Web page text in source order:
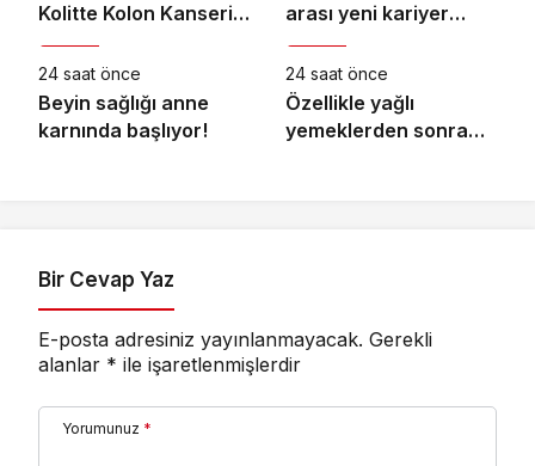
Kolitte Kolon Kanseri
Riski Artıyor mu?
arası yeni kariyer
dönemi
24 saat önce
Beyin sağlığı anne
karnında başlıyor!
24 saat önce
Özellikle yağlı
yemeklerden sonra
Bir Cevap Yaz
E-posta adresiniz yayınlanmayacak. Gerekli
alanlar * ile işaretlenmişlerdir
Yorumunuz *